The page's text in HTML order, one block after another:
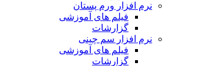
نرم افزار ورم پستان
فیلم های آموزشی
گزارشات
نرم افزار سم چینی
فیلم های آموزشی
گزارشات